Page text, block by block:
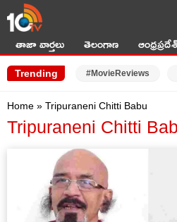
తాజా వార్తలు తెలంగాణ ఆంధ్రప్రదేశ్
Trending #MovieReviews
Home » Tripuraneni Chitti Babu
Tripuraneni Chitti